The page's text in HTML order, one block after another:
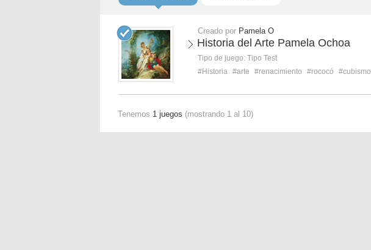
Creado por Pamela O
Historia del Arte Pamela Ochoa
Tipo de juego: Tipo Test
#Historia #arte #renacimiento #rococó #cubismo
Tenemos 1 juegos (mostrando 1 al 10)